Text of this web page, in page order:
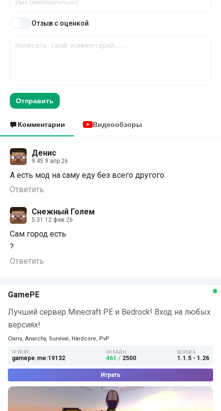
Отзыв с оценкой
Отправить
Комментарии Видеообзоры
Денис
9:45 9 апр 26
А есть мод на саму еду без всего другого
Ответить
Снежный Голем
5:31 12 фев 26
Сам город есть
?
Ответить
GamePE
Лучший сервер Minecraft PE и Bedrock! Вход на любых
версиях!
Clans, Anarchy, Survival, Hardcore, PvP
IP:PORT
gamepe.me:19132
ОНЛАЙН
461 / 2500
ВЕРСИЯ
1.1.5 - 1.26
Играть